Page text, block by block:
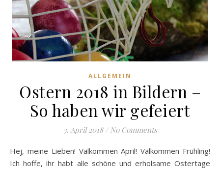
ALLGEMEIN
Ostern 2018 in Bildern –
So haben wir gefeiert
3. April 2018 / No Comments
Hej, meine Lieben! Välkommen April! Välkommen Frühling!
Ich hoffe, ihr habt alle schöne und erholsame Ostertage